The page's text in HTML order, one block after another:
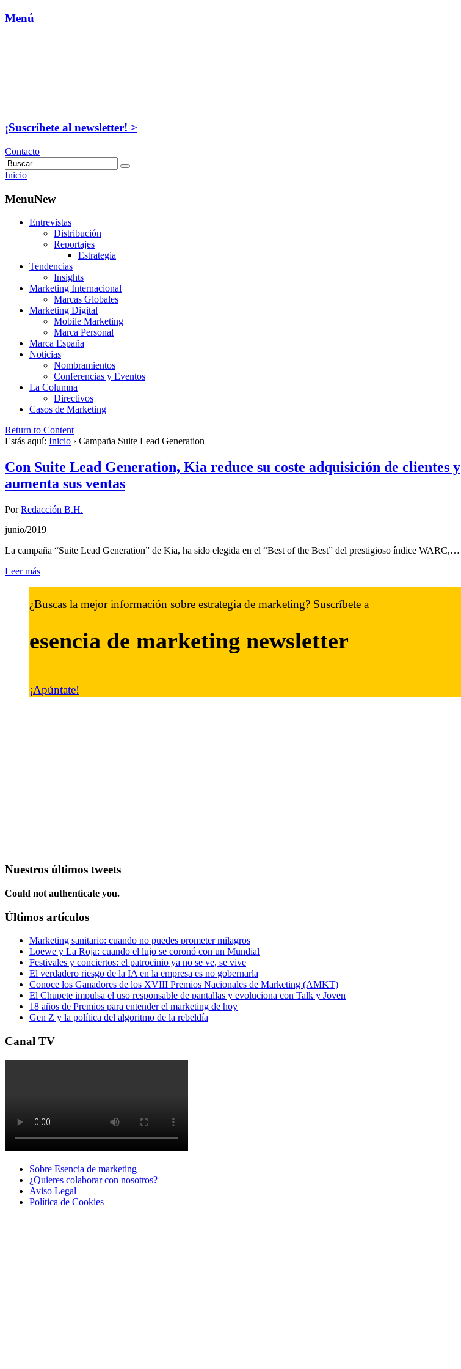
Menú
¡Suscríbete al newsletter! >
Contacto
Inicio
MenuNew
Entrevistas
Distribución
Reportajes
Estrategia
Tendencias
Insights
Marketing Internacional
Marcas Globales
Marketing Digital
Mobile Marketing
Marca Personal
Marca España
Noticias
Nombramientos
Conferencias y Eventos
La Columna
Directivos
Casos de Marketing
Return to Content
Estás aquí: Inicio › Campaña Suite Lead Generation
Con Suite Lead Generation, Kia reduce su coste adquisición de clientes y
aumenta sus ventas
PorRedacción B.H.
junio/2019
La campaña “Suite Lead Generation” de Kia, ha sido elegida en el “Best of the Best” del prestigioso índice WARC,…
Leer más
¿Buscas la mejor información sobre estrategia de marketing? Suscríbete a
esencia de marketing newsletter
¡Apúntate!
Nuestros últimos tweets
Could not authenticate you.
Últimos artículos
Marketing sanitario: cuando no puedes prometer milagros
Loewe y La Roja: cuando el lujo se coronó con un Mundial
Festivales y conciertos: el patrocinio ya no se ve, se vive
El verdadero riesgo de la IA en la empresa es no gobernarla
Conoce los Ganadores de los XVIII Premios Nacionales de Marketing (AMKT)
El Chupete impulsa el uso responsable de pantallas y evoluciona con Talk y Joven
18 años de Premios para entender el marketing de hoy
Gen Z y la política del algoritmo de la rebeldía
Canal TV
Sobre Esencia de marketing
¿Quieres colaborar con nosotros?
Aviso Legal
Polí­tica de Cookies